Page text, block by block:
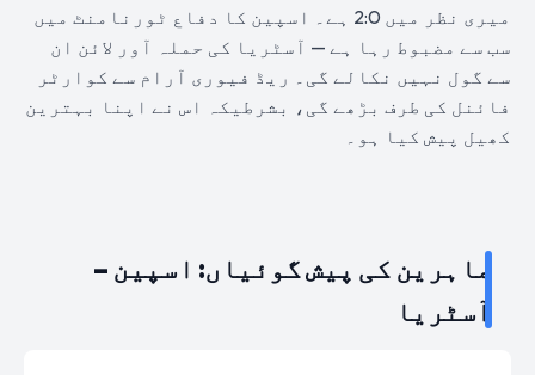
میری نظر میں 2:0 ہے۔ اسپین کا دفاع ٹورنامنٹ میں
سب سے مضبوط رہا ہے — آسٹریا کی حملہ آور لائن ان
سے گول نہیں نکالے گی۔ ریڈ فیوری آرام سے کوارٹر
فائنل کی طرف بڑھے گی، بشرطیکہ اس نے اپنا بہترین
کھیل پیش کیا ہو۔
ماہرین کی پیش گوئیاں: اسپین –
آسٹریا